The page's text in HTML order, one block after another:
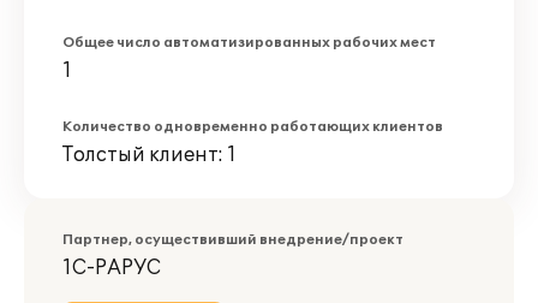
Общее число автоматизированных рабочих мест
1
Количество одновременно работающих клиентов
Толстый клиент: 1
Партнер, осуществивший внедрение/проект
1С-РАРУС